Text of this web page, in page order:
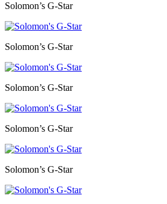
Solomon’s G-Star
Solomon’s G-Star
Solomon’s G-Star
Solomon’s G-Star
Solomon’s G-Star